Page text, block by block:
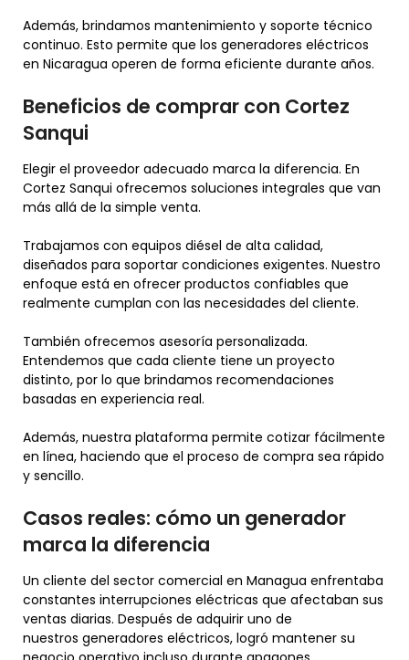
Además, brindamos mantenimiento y soporte técnico
continuo. Esto permite que los generadores eléctricos
en Nicaragua operen de forma eficiente durante años.
Beneficios de comprar con Cortez
Sanqui
Elegir el proveedor adecuado marca la diferencia. En
Cortez Sanqui ofrecemos soluciones integrales que van
más allá de la simple venta.
Trabajamos con equipos diésel de alta calidad,
diseñados para soportar condiciones exigentes. Nuestro
enfoque está en ofrecer productos confiables que
realmente cumplan con las necesidades del cliente.
También ofrecemos asesoría personalizada.
Entendemos que cada cliente tiene un proyecto
distinto, por lo que brindamos recomendaciones
basadas en experiencia real.
Además, nuestra plataforma permite cotizar fácilmente
en línea, haciendo que el proceso de compra sea rápido
y sencillo.
Casos reales: cómo un generador
marca la diferencia
Un cliente del sector comercial en Managua enfrentaba
constantes interrupciones eléctricas que afectaban sus
ventas diarias. Después de adquirir uno de
nuestros generadores eléctricos, logró mantener su